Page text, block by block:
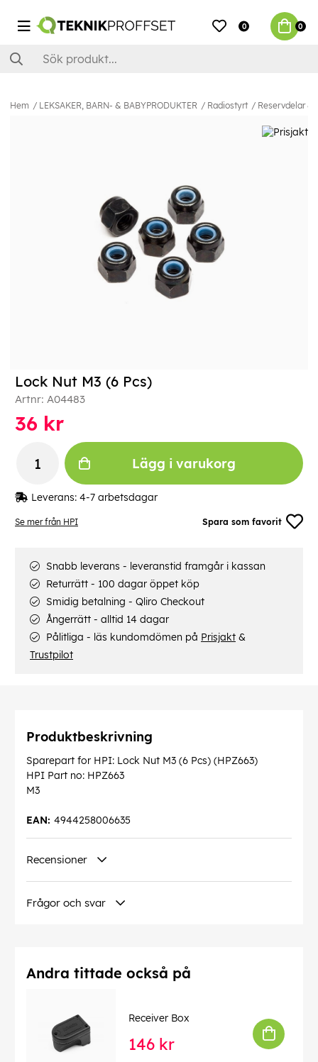
0 0
Hem LEKSAKER, BARN- & BABYPRODUKTER Radiostyrt Reservdelar &
Se mer från HPI Spara som favorit
Lock Nut M3 (6 Pcs)
Artnr: A04483
36 kr
Lägg i varukorg
Leverans: 4-7 arbetsdagar
Snabb leverans - leveranstid framgår i kassan
Returrätt - 100 dagar öppet köp
Smidig betalning - Qliro Checkout
Ångerrätt - alltid 14 dagar
Pålitliga - läs kundomdömen på Prisjakt &
Trustpilot
Produktbeskrivning
Sparepart for HPI: Lock Nut M3 (6 Pcs) (HPZ663)
HPI Part no: HPZ663
M3
4944258006635
EAN:
Recensioner
Frågor och svar
Andra tittade också på
Receiver Box
146 kr